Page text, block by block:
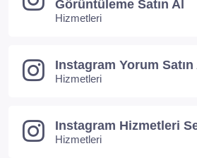
Görüntüleme Satın Al
Hizmetleri
Instagram Yorum Satın
Hizmetleri
Instagram Hizmetleri
Hizmetleri